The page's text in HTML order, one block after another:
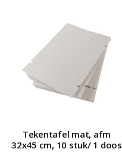
Tekentafel mat, afm
32x45 cm, 10 stuk/ 1 doos